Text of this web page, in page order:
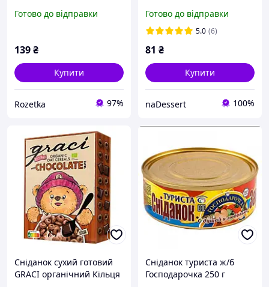
100 г х 2 шт
Готово до відправки
139₴
Купити
Rozetka 97%
Cerera Литва
Готово до відправки
5.0 (6)
81 ₴
Купити
naDessert 100%
Сніданок сухий готовий
GRACI органічний Кільця
Сніданок туриста ж/б
Господарочка 250 г